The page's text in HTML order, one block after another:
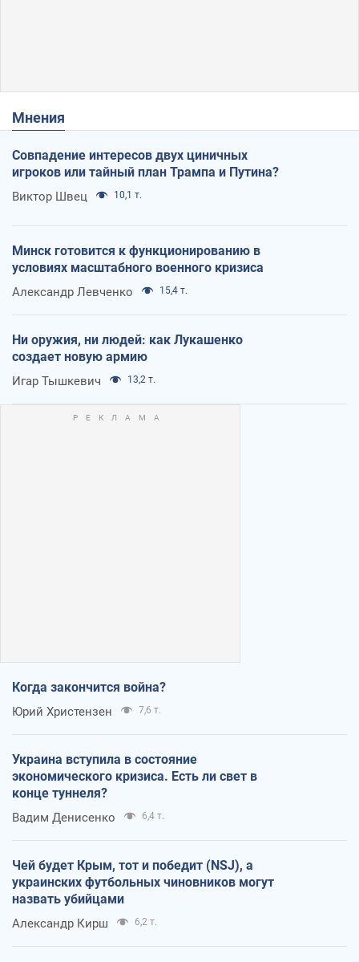
Мнения
Совпадение интересов двух циничных
игроков или тайный план Трампа и Путина?
Виктор Швец 10,1 т.
Минск готовится к функционированию в
условиях масштабного военного кризиса
Александр Левченко 15,4 т.
Ни оружия, ни людей: как Лукашенко
создает новую армию
Игар Тышкевич 13,2 т.
Когда закончится война?
Юрий Христензен 7,6 т.
Украина вступила в состояние
экономического кризиса. Есть ли свет в
конце туннеля?
Вадим Денисенко 6,4 т.
Чей будет Крым, тот и победит (NSJ), а
украинских футбольных чиновников могут
назвать убийцами
Александр Кирш 6,2 т.